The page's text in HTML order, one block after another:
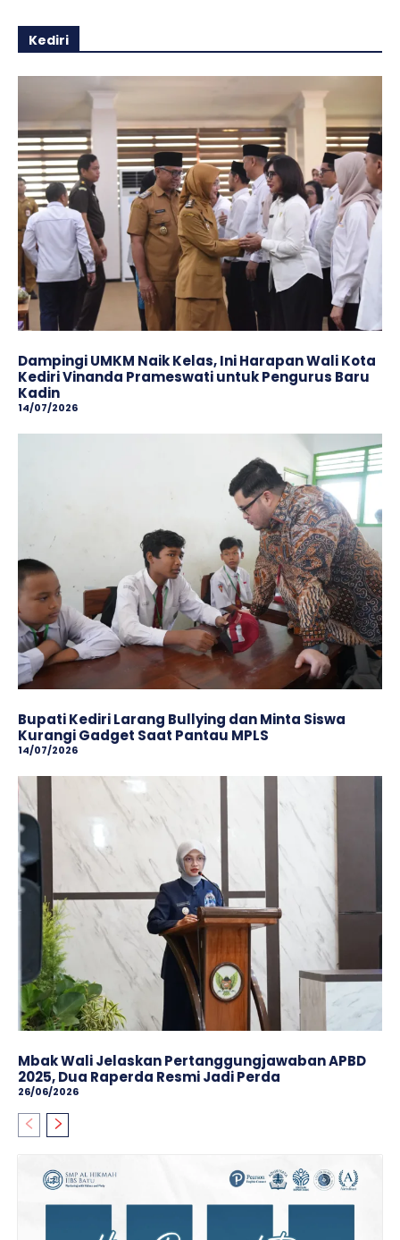
Kediri
Dampingi UMKM Naik Kelas, Ini Harapan Wali Kota
Kediri Vinanda Prameswati untuk Pengurus Baru
Kadin
14/07/2026
Bupati Kediri Larang Bullying dan Minta Siswa
Kurangi Gadget Saat Pantau MPLS
14/07/2026
Mbak Wali Jelaskan Pertanggungjawaban APBD
2025, Dua Raperda Resmi Jadi Perda
26/06/2026